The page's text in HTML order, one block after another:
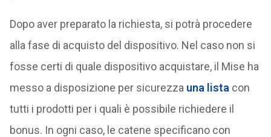
Dopo aver preparato la richiesta, si potrà procedere
alla fase di acquisto del dispositivo. Nel caso non si
fosse certi di quale dispositivo acquistare, il Mise ha
messo a disposizione per sicurezza una lista con
tutti i prodotti per i quali è possibile richiedere il
bonus. In ogni caso, le catene specificano con